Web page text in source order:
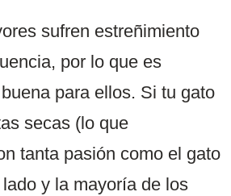
sufren estreñimiento
por lo que es
para ellos. Si tu gato
secas (lo que
tanta pasión como el gato
y la mayoría de los